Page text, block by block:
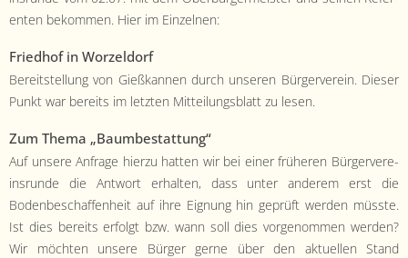
- Flyer
- Kontakt
enten bekom­men. Hier im Einzelnen:
Fried­hof in Worzel­dorf
Bere­it­stel­lung von Gießkan­nen durch unseren Bürg­ervere­in. Dieser
Punkt war bere­its im let­zten Mit­teilungs­blatt zu lesen.
Zum The­ma „Baumbestat­tung“
Auf unsere Anfrage hierzu hat­ten wir bei ein­er früheren Bürg­ervere­
in­srunde die Antwort erhal­ten, dass unter anderem erst die
Bodenbeschaf­fen­heit auf ihre Eig­nung hin geprüft wer­den müsste.
Ist dies bere­its erfol­gt bzw. wann soll dies vorgenom­men wer­den?
Wir möcht­en unsere Bürg­er gerne über den aktuellen Stand